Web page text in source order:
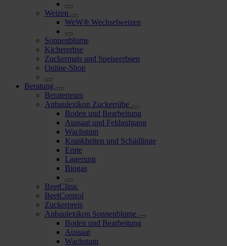
Weizen
WeW® Wechselweizen
Sonnenblume
Kichererbse
Zuckermais und Speiseerbsen
Online-Shop
Beratung
Beraterteam
Anbaulexikon Zuckerrübe
Boden und Bearbeitung
Aussaat und Feldaufgang
Wachstum
Krankheiten und Schädlinge
Ernte
Lagerung
Biogas
BeetClinic
BeetControl
Zuckerpreis
Anbaulexikon Sonnenblume
Boden und Bearbeitung
Aussaat
Wachstum